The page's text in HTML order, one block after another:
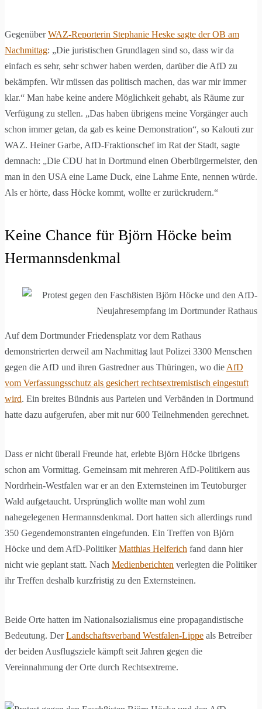
GegenüberWAZ-Reporterin Stephanie Heske sagte der OB am
Nachmittag: „Die juristischen Grundlagen sind so, dass wir da
einfach es sehr, sehr schwer haben werden, darüber die AfD zu
bekämpfen. Wir müssen das politisch machen, das war mir immer
klar.“ Man habe keine andere Möglichkeit gehabt, als Räume zur
Verfügung zu stellen. „Das haben übrigens meine Vorgänger auch
schon immer getan, da gab es keine Demonstration“, so Kalouti zur
WAZ. Heiner Garbe, AfD-Fraktionschef im Rat der Stadt, sagte
demnach: „Die CDU hat in Dortmund einen Oberbürgermeister, den
man in den USA eine Lame Duck, eine Lahme Ente, nennen würde.
Als er hörte, dass Höcke kommt, wollte er zurückrudern.“
Keine Chance für Björn Höcke beim
Hermannsdenkmal
Auf dem Dortmunder Friedensplatz vor dem Rathaus
demonstrierten derweil am Nachmittag laut Polizei 3300 Menschen
gegen die AfD und ihren Gastredner aus Thüringen, wo die AfD
vom Verfassungsschutz als gesichert rechtsextremistisch eingestuft
wird. Ein breites Bündnis aus Parteien und Verbänden in Dortmund
hatte dazu aufgerufen, aber mit nur 600 Teilnehmenden gerechnet.
Dass er nicht überall Freunde hat, erlebte Björn Höcke übrigens
schon am Vormittag. Gemeinsam mit mehreren AfD-Politikern aus
Nordrhein-Westfalen war er an den Externsteinen im Teutoburger
Wald aufgetaucht. Ursprünglich wollte man wohl zum
nahegelegenen Hermannsdenkmal. Dort hatten sich allerdings rund
350 Gegendemonstranten eingefunden. Ein Treffen von Björn
Höcke und dem AfD-PolitikerMatthias Helferich fand dann hier
nicht wie geplant statt. Nach Medienberichten verlegten die Politiker
ihr Treffen deshalb kurzfristig zu den Externsteinen.
Beide Orte hatten im Nationalsozialismus eine propagandistische
Bedeutung. DerLandschaftsverband Westfalen-Lippe als Betreiber
der beiden Ausflugsziele kämpft seit Jahren gegen die
Vereinnahmung der Orte durch Rechtsextreme.